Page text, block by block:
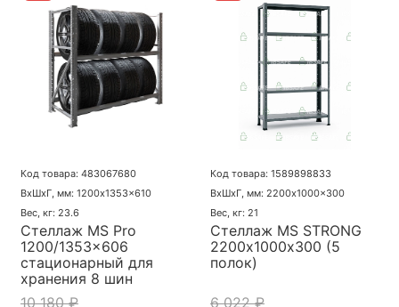
Код товара: 483067680
ВхШхГ, мм: 1200x1353x610
Вес, кг: 23.6
Стеллаж MS Pro
1200/1353x606
стационарный для
хранения 8 шин
10 180 ₽
Код товара: 1589898833
ВхШхГ, мм: 2200x1000x300
Вес, кг: 21
Стеллаж MS STRONG
2200х1000х300 (5
полок)
6 022 ₽